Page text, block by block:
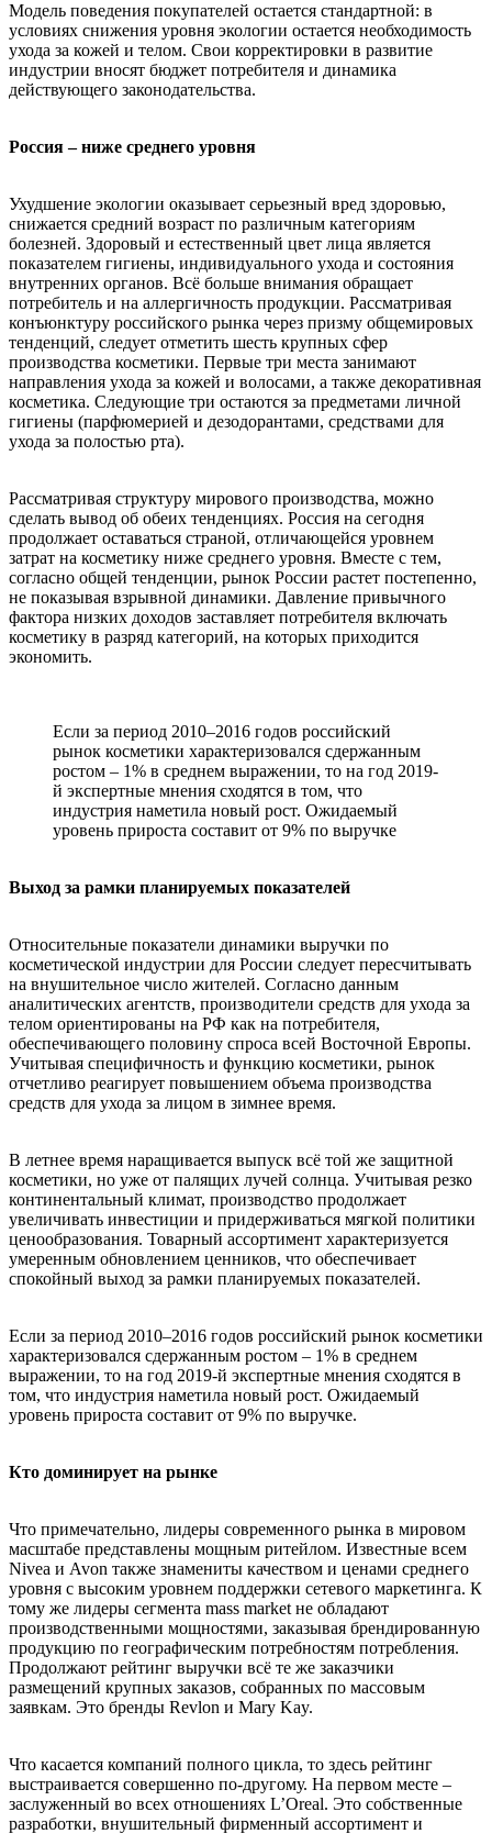
Модель поведения покупателей остается стандартной: в
условиях снижения уровня экологии остается необходимость
ухода за кожей и телом. Свои корректировки в развитие
индустрии вносят бюджет потребителя и динамика
действующего законодательства.
Россия – ниже среднего уровня
Ухудшение экологии оказывает серьезный вред здоровью,
снижается средний возраст по различным категориям
болезней. Здоровый и естественный цвет лица является
показателем гигиены, индивидуального ухода и состояния
внутренних органов. Всё больше внимания обращает
потребитель и на аллергичность продукции. Рассматривая
конъюнктуру российского рынка через призму общемировых
тенденций, следует отметить шесть крупных сфер
производства косметики. Первые три места занимают
направления ухода за кожей и волосами, а также декоративная
косметика. Следующие три остаются за предметами личной
гигиены (парфюмерией и дезодорантами, средствами для
ухода за полостью рта).
Рассматривая структуру мирового производства, можно
сделать вывод об обеих тенденциях. Россия на сегодня
продолжает оставаться страной, отличающейся уровнем
затрат на косметику ниже среднего уровня. Вместе с тем,
согласно общей тенденции, рынок России растет постепенно,
не показывая взрывной динамики. Давление привычного
фактора низких доходов заставляет потребителя включать
косметику в разряд категорий, на которых приходится
экономить.
Если за период 2010–2016 годов российский
рынок косметики характеризовался сдержанным
ростом – 1% в среднем выражении, то на год 2019-
й экспертные мнения сходятся в том, что
индустрия наметила новый рост. Ожидаемый
уровень прироста составит от 9% по выручке
Выход за рамки планируемых показателей
Относительные показатели динамики выручки по
косметической индустрии для России следует пересчитывать
на внушительное число жителей. Согласно данным
аналитических агентств, производители средств для ухода за
телом ориентированы на РФ как на потребителя,
обеспечивающего половину спроса всей Восточной Европы.
Учитывая специфичность и функцию косметики, рынок
отчетливо реагирует повышением объема производства
средств для ухода за лицом в зимнее время.
В летнее время наращивается выпуск всё той же защитной
косметики, но уже от палящих лучей солнца. Учитывая резко
континентальный климат, производство продолжает
увеличивать инвестиции и придерживаться мягкой политики
ценообразования. Товарный ассортимент характеризуется
умеренным обновлением ценников, что обеспечивает
спокойный выход за рамки планируемых показателей.
Если за период 2010–2016 годов российский рынок косметики
характеризовался сдержанным ростом – 1% в среднем
выражении, то на год 2019-й экспертные мнения сходятся в
том, что индустрия наметила новый рост. Ожидаемый
уровень прироста составит от 9% по выручке.
Кто доминирует на рынке
Что примечательно, лидеры современного рынка в мировом
масштабе представлены мощным ритейлом. Известные всем
Nivea и Avon также знамениты качеством и ценами среднего
уровня с высоким уровнем поддержки сетевого маркетинга. К
тому же лидеры сегмента mass market не обладают
производственными мощностями, заказывая брендированную
продукцию по географическим потребностям потребления.
Продолжают рейтинг выручки всё те же заказчики
размещений крупных заказов, собранных по массовым
заявкам. Это бренды Revlon и Mary Kay.
Что касается компаний полного цикла, то здесь рейтинг
выстраивается совершенно по-другому. На первом месте –
заслуженный во всех отношениях L’Oreal. Это собственные
разработки, внушительный фирменный ассортимент и